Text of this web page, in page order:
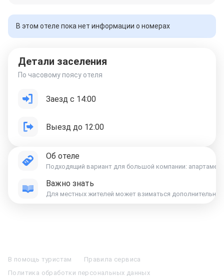
В этом отеле пока нет информации о номерах
Детали заселения
По часовому поясу отеля
Заезд с 14:00
Выезд до 12:00
Об отеле
Подходящий вариант для большой компании:
Важно знать
Для местных жителей может взиматься
Отели в КазаниОтели в Нижнем Новгороде
В помощь туристам
Правила сервиса
Политика обработки персональных данных